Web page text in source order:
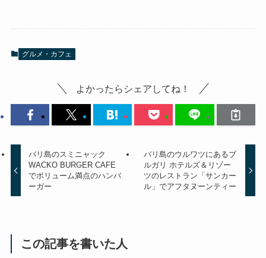
グルメ・カフェ
よかったらシェアしてね！
バリ島のスミニャック
WACKO BURGER CAFE
でボリューム満点のハンバ
ーガー
バリ島のウルワツにあるブ
ルガリ ホテルズ＆リゾー
ツのレストラン「サンカー
ル」でアフタヌーンティー
この記事を書いた人